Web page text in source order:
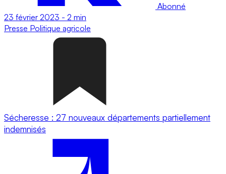
Abonné
23 février 2023 - 2 min
Presse Politique agricole
Sécheresse : 27 nouveaux départements partiellement
indemnisés